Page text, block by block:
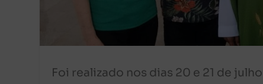
Foi realizado nos dias 20 e 21 de